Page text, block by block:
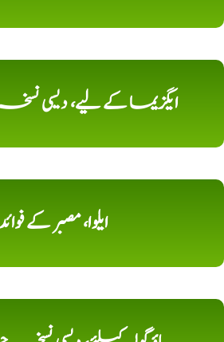
ایگزیما کے لیے،
ایلوا، مصبر کے